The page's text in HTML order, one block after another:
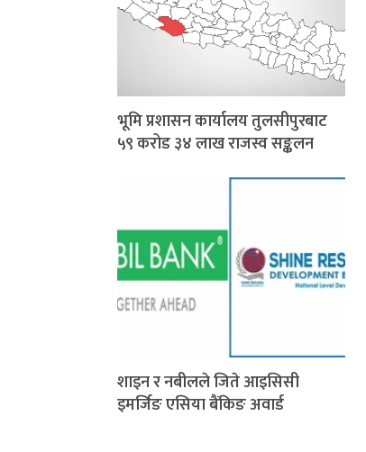
भूमि प्रशासन कार्यालय तुलसीपुरबाट
५९ करोड ३४ लाख राजस्व सङ्कलन
शाइन र नबीलले जिते आइसिसी
इमर्जिङ एसिया बैंकिङ अवार्ड